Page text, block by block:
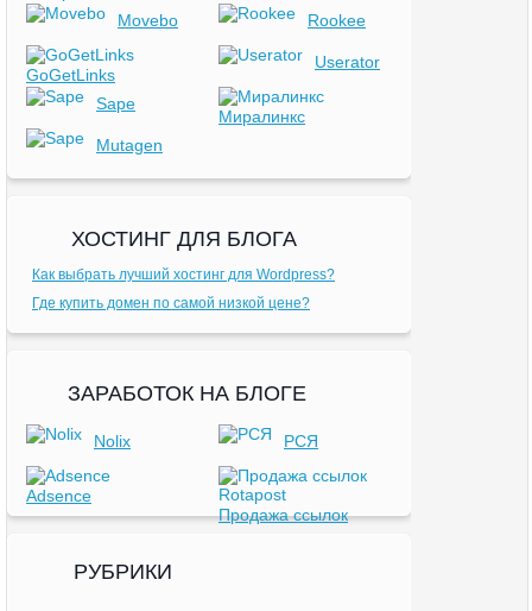
Movebo
GoGetLinks
Sape
Mutagen
Rookee
Userator
Миралинкс
ХОСТИНГ ДЛЯ БЛОГА
Как выбрать лучший хостинг для Wordpress?
Где купить домен по самой низкой цене?
ЗАРАБОТОК НА БЛОГЕ
Nolix
Adsence
РСЯ
Продажа ссылок
РУБРИКИ